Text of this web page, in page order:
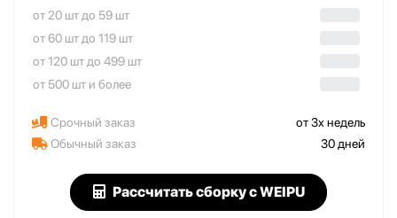
от 20 шт до 59 шт
от 60 шт до 119 шт
от 120 шт до 499 шт
от 500 шт и более
Срочный заказ
от 3х недель
Обычный заказ
30 дней
Рассчитать сборкус WEIPU